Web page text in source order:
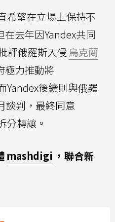
希望在立場上保持不
去年因Yandex共同
評俄羅斯入侵烏克蘭
極力推動將
Yandex後續則與俄羅
談判，最終同意
分轉讓。
mashdigi ，聯合新